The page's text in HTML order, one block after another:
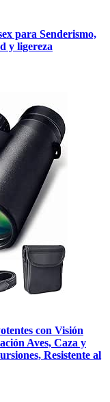
para Senderismo,
y ligereza
con Visión
Aves, Caza y
Resistente al